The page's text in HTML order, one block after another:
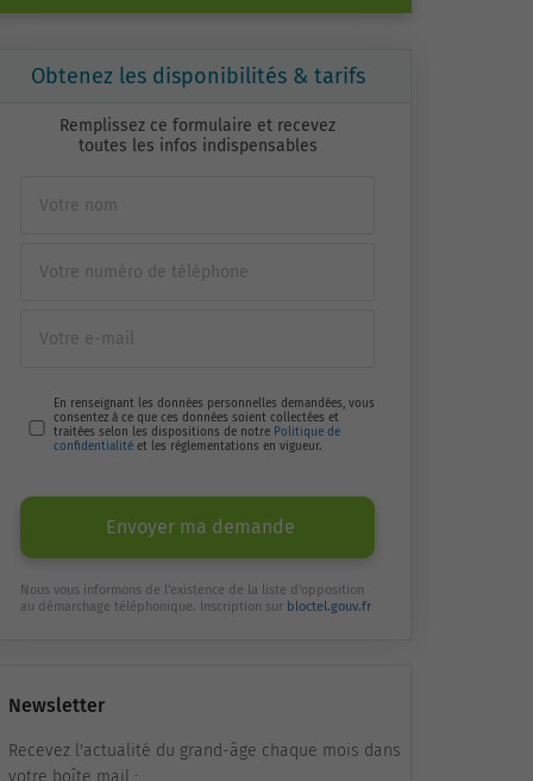
Obtenez les disponibilités & tarifs
Remplissez ce formulaire et recevez
toutes les infos indispensables
En renseignant les données personnelles demandées, vous
consentez à ce que ces données soient collectées et
traitées selon les dispositions de notre Politique de
confidentialitéet les réglementations en vigueur.
Envoyer ma demande
Nous vous informons de l'existence de la liste d'opposition
au démarchage téléphonique. Inscription sur bloctel.gouv.fr
Newsletter
Recevez l'actualité du grand-âge chaque mois dans
votre boîte mail :